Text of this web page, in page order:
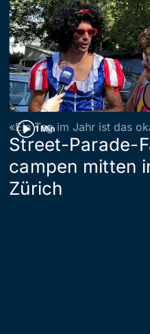
1 Min
«Ein Tag im Jahr ist das
Street-Parade-
campen mitten
Zürich